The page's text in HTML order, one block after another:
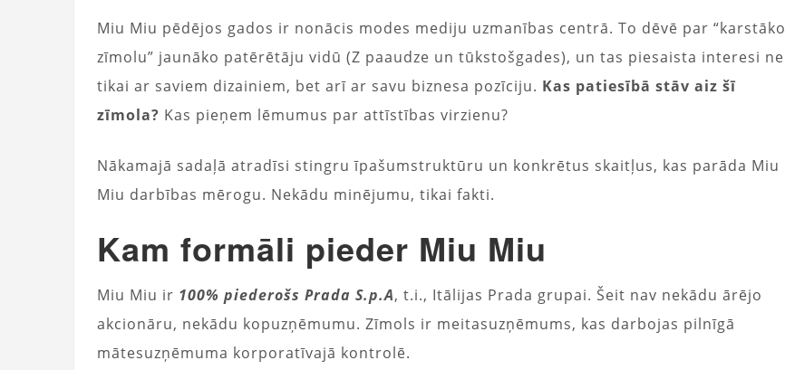
Miu Miu pēdējos gados ir nonācis modes mediju uzmanības centrā. To dēvē par “karstāko
zīmolu” jaunāko patērētāju vidū (Z paaudze un tūkstošgades), un tas piesaista interesi ne
tikai ar saviem dizainiem, bet arī ar savu biznesa pozīciju. Kas patiesībā stāv aiz šī
zīmola? Kas pieņem lēmumus par attīstības virzienu?
Nākamajā sadaļā atradīsi stingru īpašumstruktūru un konkrētus skaitļus, kas parāda Miu
Miu darbības mērogu. Nekādu minējumu, tikai fakti.
Kam formāli pieder Miu Miu
Miu Miu ir 100% piederošs Prada S.p.A, t.i., Itālijas Prada grupai. Šeit nav nekādu ārējo
akcionāru, nekādu kopuzņēmumu. Zīmols ir meitasuzņēmums, kas darbojas pilnīgā
mātesuzņēmuma korporatīvajā kontrolē.